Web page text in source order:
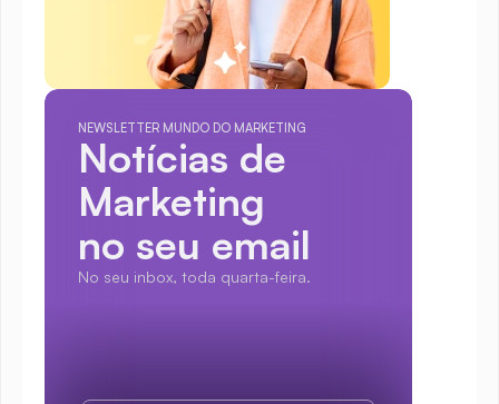
NEWSLETTER MUNDO DO MARKETING
Notícias de
Marketing
no seu email
No seu inbox, toda quarta-feira.